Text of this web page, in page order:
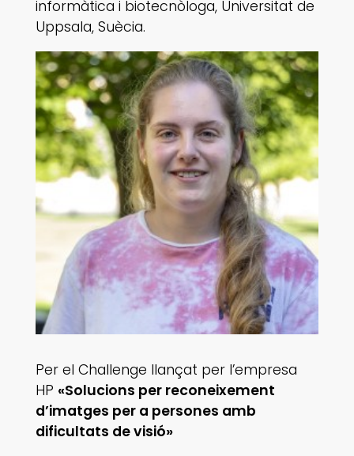
informàtica i biotecnòloga, Universitat de
Uppsala, Suècia.
Per el Challenge llançat per l’empresa
HP «Solucions per reconeixement
d’imatges per a persones amb
dificultats de visió»